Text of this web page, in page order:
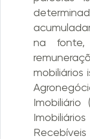
na
mobiliários
Imobiliário